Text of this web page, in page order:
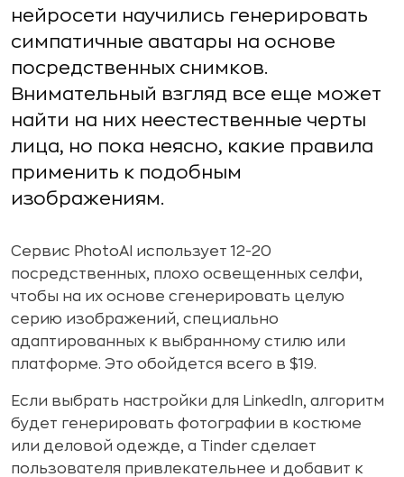
нейросети научились генерировать
симпатичные аватары на основе
посредственных снимков.
Внимательный взгляд все еще может
найти на них неестественные черты
лица, но пока неясно, какие правила
применить к подобным
изображениям.
Сервис PhotoAI использует 12-20
посредственных, плохо освещенных селфи,
чтобы на их основе сгенерировать целую
серию изображений, специально
адаптированных к выбранному стилю или
платформе. Это обойдется всего в $19.
Если выбрать настройки для LinkedIn, алгоритм
будет генерировать фотографии в костюме
или деловой одежде, а Tinder сделает
пользователя привлекательнее и добавит к